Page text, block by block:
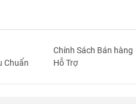
Chính Sách Bán hàng
Chuẩn Hỗ Trợ